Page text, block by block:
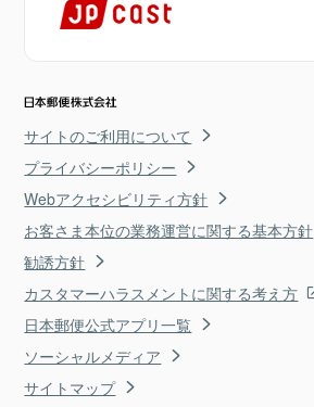
サイトのご利用について
プライバシーポリシー
Webアクセシビリティ方針
お客さま本位の業務運営に関する基本方針
勧誘方針
カスタマーハラスメントに関する考え方
日本郵便公式アプリ一覧
ソーシャルメディア
サイトマップ